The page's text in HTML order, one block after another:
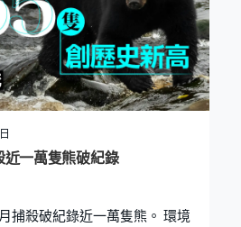
近一萬隻熊破紀錄
捕殺破紀錄近一萬隻熊。 環境